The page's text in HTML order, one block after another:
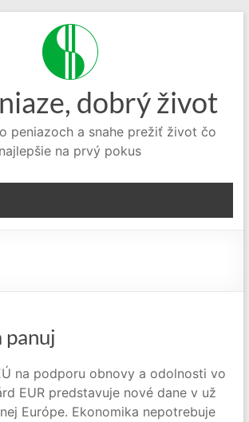
dobrý život
peniazoch a snahe prežiť život čo
najlepšie na prvý pokus
panuj
na podporu obnovy a odolnosti vo
EUR predstavuje nové dane v už
Európe. Ekonomika nepotrebuje